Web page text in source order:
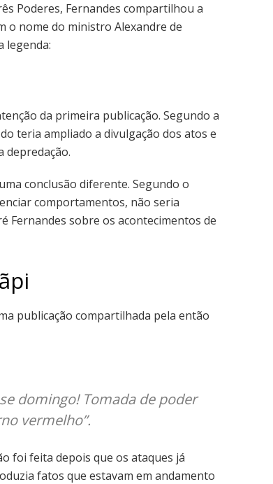
Poderes, Fernandes compartilhou a
o nome do ministro Alexandre de
legenda:
da primeira publicação. Segundo a
teria ampliado a divulgação dos atos e
depredação.
conclusão diferente. Segundo o
comportamentos, não seria
Fernandes sobre os acontecimentos de
publicação compartilhada pela então
domingo! Tomada de poder
vermelho”.
foi feita depois que os ataques já
fatos que estavam em andamento